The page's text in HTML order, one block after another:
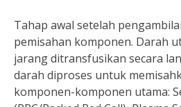
Tahap awal setelah
pemisahan komponen. Darah
jarang ditransfusikan secara
darah diproses untuk
komponen-komponen utama: